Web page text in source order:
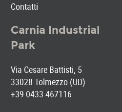
Contatti
Carnia Industrial
Park
Via Cesare Battisti, 5
33028 Tolmezzo (UD)
+39 0433 467116